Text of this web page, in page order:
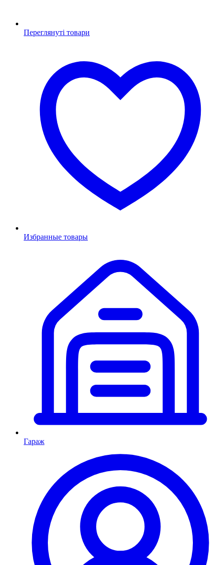
Переглянуті товари
Избранные товары
Гараж